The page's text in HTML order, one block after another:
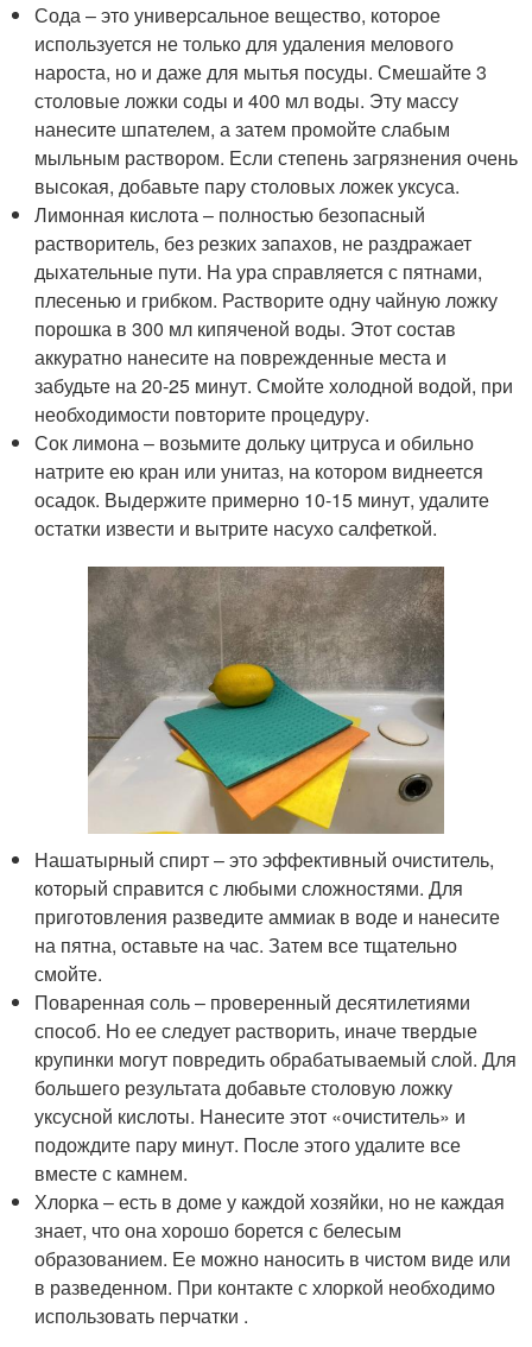
Сода – это универсальное вещество, которое
используется не только для удаления мелового
нароста, но и даже для мытья посуды. Смешайте 3
столовые ложки соды и 400 мл воды. Эту массу
нанесите шпателем, а затем промойте слабым
мыльным раствором. Если степень загрязнения очень
высокая, добавьте пару столовых ложек уксуса.
Лимонная кислота – полностью безопасный
растворитель, без резких запахов, не раздражает
дыхательные пути. На ура справляется с пятнами,
плесенью и грибком. Растворите одну чайную ложку
порошка в 300 мл кипяченой воды. Этот состав
аккуратно нанесите на поврежденные места и
забудьте на 20-25 минут. Смойте холодной водой, при
необходимости повторите процедуру.
Сок лимона – возьмите дольку цитруса и обильно
натрите ею кран или унитаз, на котором виднеется
осадок. Выдержите примерно 10-15 минут, удалите
остатки извести и вытрите насухо салфеткой.
Нашатырный спирт – это эффективный очиститель,
который справится с любыми сложностями. Для
приготовления разведите аммиак в воде и нанесите
на пятна, оставьте на час. Затем все тщательно
смойте.
Поваренная соль – проверенный десятилетиями
способ. Но ее следует растворить, иначе твердые
крупинки могут повредить обрабатываемый слой. Для
большего результата добавьте столовую ложку
уксусной кислоты. Нанесите этот «очиститель» и
подождите пару минут. После этого удалите все
вместе с камнем.
Хлорка – есть в доме у каждой хозяйки, но не каждая
знает, что она хорошо борется с белесым
образованием. Ее можно наносить в чистом виде или
в разведенном. При контакте с хлоркой необходимо
использовать перчатки .